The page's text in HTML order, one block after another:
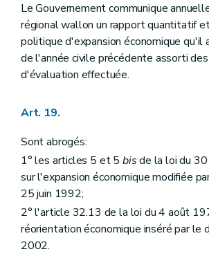
Le Gouvernement communique
régional wallon un rapport quantitatif
politique d'expansion économique qu'il
de l'année civile précédente assorti
d'évaluation effectuée.
Art. 19.
Sont abrogés:
1° les articles 5 et 5 bisde la loi du
sur l'expansion économique modifiée
25 juin 1992;
2° l'article 32.13 de la loi du 4 août
réorientation économique inséré par le
2002.